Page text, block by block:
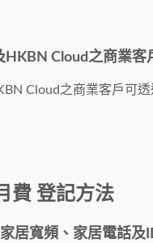
HKBN Cloud之商業客
Cloud之商業客戶可
費 登記方法
居寬頻、家居電話及